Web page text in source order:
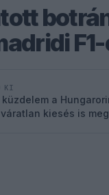
KI
küzdelem a
kiesés is